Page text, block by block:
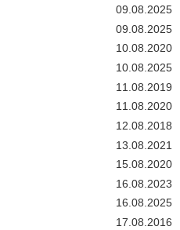
09.08.2025
09.08.2025
10.08.2020
10.08.2025
11.08.2019
11.08.2020
12.08.2018
13.08.2021
15.08.2020
16.08.2023
16.08.2025
17.08.2016